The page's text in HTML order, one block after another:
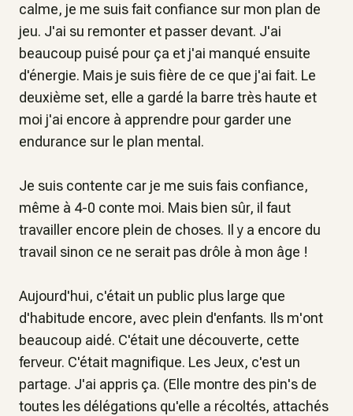
calme, je me suis fait confiance sur mon plan de
jeu. J'ai su remonter et passer devant. J'ai
beaucoup puisé pour ça et j'ai manqué ensuite
d'énergie. Mais je suis fière de ce que j'ai fait. Le
deuxième set, elle a gardé la barre très haute et
moi j'ai encore à apprendre pour garder une
endurance sur le plan mental.
Je suis contente car je me suis fais confiance,
même à 4-0 conte moi. Mais bien sûr, il faut
travailler encore plein de choses. Il y a encore du
travail sinon ce ne serait pas drôle à mon âge !
Aujourd'hui, c'était un public plus large que
d'habitude encore, avec plein d'enfants. Ils m'ont
beaucoup aidé. C'était une découverte, cette
ferveur. C'était magnifique. Les Jeux, c'est un
partage. J'ai appris ça. (Elle montre des pin's de
toutes les délégations qu'elle a récoltés, attachés